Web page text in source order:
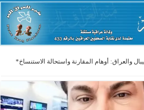
والعراق: أوهام المقارنة واستحالة الاستنساخ*